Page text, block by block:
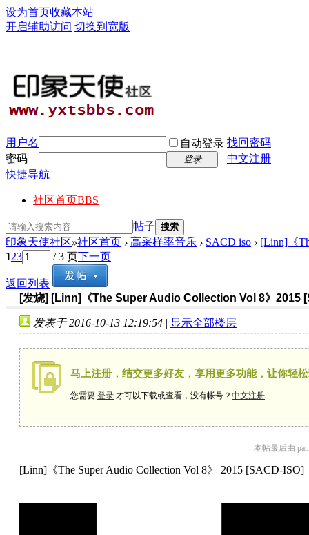
设为首页收藏本站
开启辅助访问 切换到宽版
用户名 自动登录 找回密码
密码
登录
中文注册
快捷导航
社区首页BBS
帖子 搜索
印象天使社区»社区首页 › 高采样率音乐 › SACD iso › [Linn]《
123 / 3 页下一页
返回列表
[发烧] [Linn]《The Super Audio Collection Vol 8》2015
发表于 2016-10-13 12:19:54 | 显示全部楼层
马上注册，结交更多好友，享用更多功能，让你轻
您需要 登录 才可以下载或查看，没有帐号？ 中文注册
本帖最后由
[Linn]《The Super Audio Collection Vol 8》 2015 [SACD-ISO]